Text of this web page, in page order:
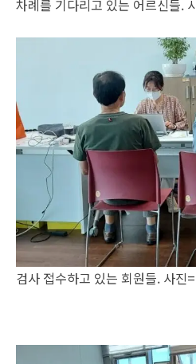
차례를 기다리고 있는 어르신들.
검사 접수하고 있는 회원들. 사진